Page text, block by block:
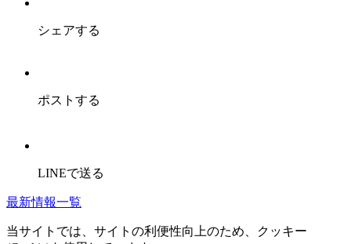
シェアする
ポストする
LINEで送る
最新情報一覧
当サイトでは、サイトの利便性向上のため、クッキー